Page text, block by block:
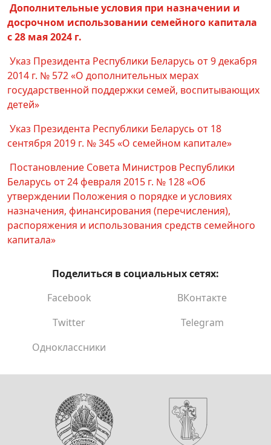
Дополнительные условия при назначении и
досрочном использовании семейного капитала
с 28 мая 2024 г.
Указ Президента Республики Беларусь от 9 декабря
2014 г. № 572 «О дополнительных мерах
государственной поддержки семей, воспитывающих
детей»
Указ Президента Республики Беларусь от 18
сентября 2019 г. № 345 «О семейном капитале»
Постановление Совета Министров Республики
Беларусь от 24 февраля 2015 г. № 128 «Об
утверждении Положения о порядке и условиях
назначения, финансирования (перечисления),
распоряжения и использования средств семейного
капитала»
Поделиться в социальных сетях:
Facebook
ВКонтакте
Twitter
Telegram
Одноклассники
Содействие в организации
предпринимательской деятельности
Семейный капитал
Охрана труда
Проверка знаний
Информация
Нормативные документы по охране труда
Пенсионное обеспечение
Социальная поддержка населения
воспитывающим детей
Государственная адресная социальная
воспитания ребенка в возрасте до 3-х лет
Социальная скидка на товары первой
необходимости
Управление по труду, занятости и социальной